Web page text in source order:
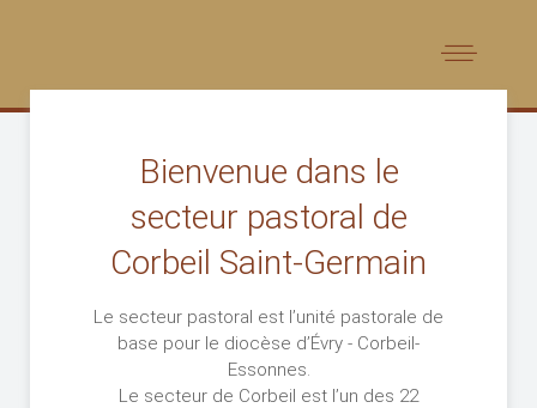
Bienvenue dans le
secteur pastoral de
Corbeil Saint-Germain
Le secteur pastoral est l’unité pastorale de
base pour le diocèse d’Évry - Corbeil-
Essonnes.
Le secteur de Corbeil est l’un des 22